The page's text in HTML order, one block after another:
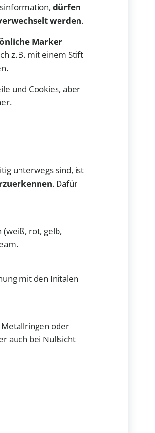
dürfen
werden.
Marker
z. B. mit einem Stift
und Cookies, aber
unterwegs sind, ist
. Dafür
(weiß, rot, gelb,
mit den Initalen
oder
auch bei Nullsicht